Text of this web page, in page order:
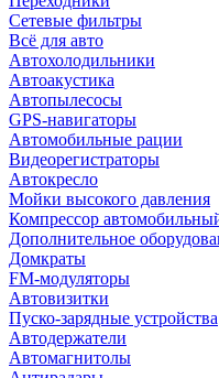
Сетевые фильтры
Всё для авто
Автохолодильники
Автоакустика
Автопылесосы
GPS-навигаторы
Автомобильные рации
Видеорегистраторы
Автокресло
Мойки высокого давления
Компрессор
Дополнительное
Домкраты
FM-модуляторы
Автовизитки
Пуско-зарядные устройства
Автодержатели
Автомагнитолы